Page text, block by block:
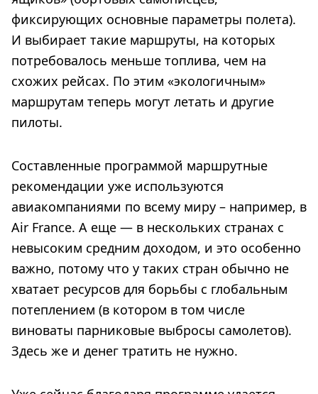
фиксирующих основные параметры полета).
И выбирает такие маршруты, на которых
потребовалось меньше топлива, чем на
схожих рейсах. По этим «экологичным»
маршрутам теперь могут летать и другие
пилоты.
Составленные программой маршрутные
рекомендации уже используются
авиакомпаниями по всему миру – например, в
Air France. А еще — в нескольких странах с
невысоким средним доходом, и это особенно
важно, потому что у таких стран обычно не
хватает ресурсов для борьбы с глобальным
потеплением (в котором в том числе
виноваты парниковые выбросы самолетов).
Здесь же и денег тратить не нужно.